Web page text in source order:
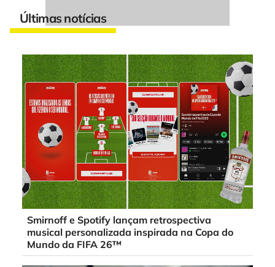
Últimas notícias
Smirnoff e Spotify lançam retrospectiva
musical personalizada inspirada na Copa do
Mundo da FIFA 26™